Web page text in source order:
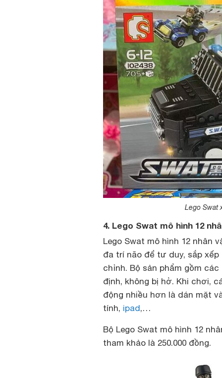
Lego Swat
4. Lego Swat mô hình 12
Lego Swat mô hình 12 nhân
đa trí não để tư duy, sắp
chỉnh. Bộ sản phẩm gồm
định, không bị hở. Khi chơi,
động nhiều hơn là dán mặt
tính, ipad,…
Bộ Lego Swat mô hình 12
tham khảo là 250.000 đồng.